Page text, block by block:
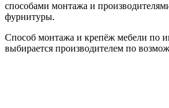
способами монтажа и
фурнитуры.
Способ монтажа и крепёж мебели по
выбирается производителем по